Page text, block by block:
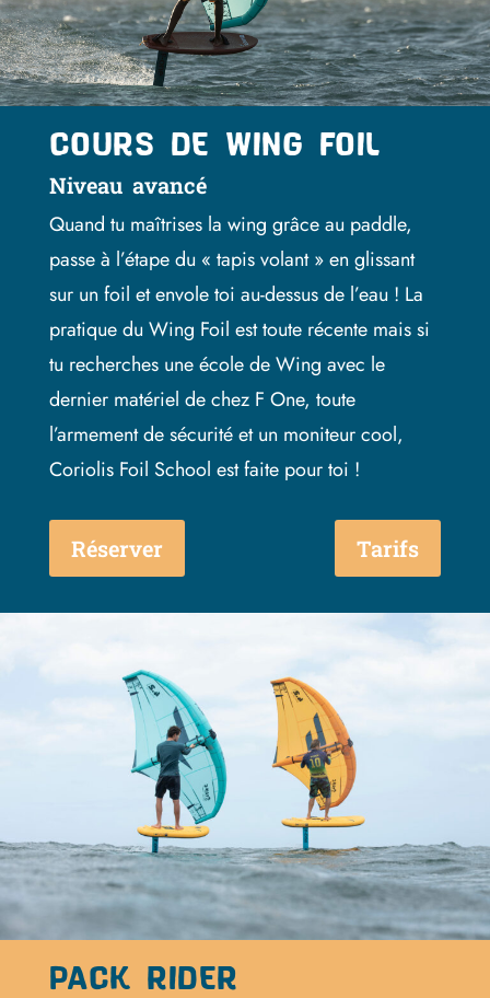
COURS DE WING FOIL
Niveau avancé
Quand tu maîtrises la wing grâce au paddle,
passe à l’étape du « tapis volant » en glissant
sur un foil et envole toi au-dessus de l’eau ! La
pratique du Wing Foil est toute récente mais si
tu recherches une école de Wing avec le
dernier matériel de chez F One, toute
l’armement de sécurité et un moniteur cool,
Coriolis Foil School est faite pour toi !
Réserver Tarifs
PACK RIDER